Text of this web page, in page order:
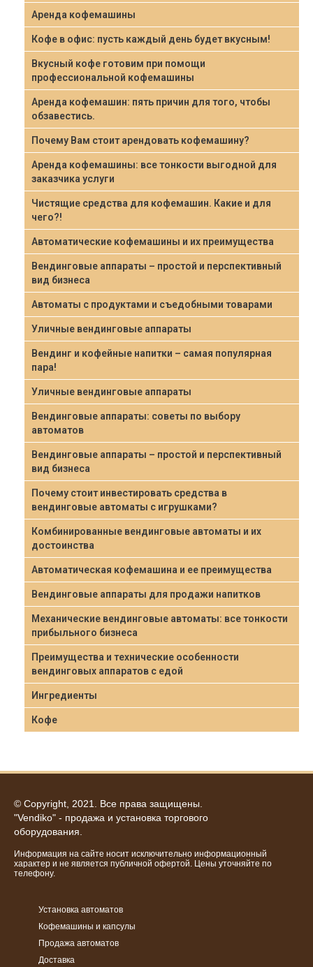
Аренда кофемашины
Кофе в офис: пусть каждый день будет вкусным!
Вкусный кофе готовим при помощи
профессиональной кофемашины
Аренда кофемашин: пять причин для того, чтобы
обзавестись.
Почему Вам стоит арендовать кофемашину?
Аренда кофемашины: все тонкости выгодной для
заказчика услуги
Чистящие средства для кофемашин. Какие и для
чего?!
Автоматические кофемашины и их преимущества
Вендинговые аппараты – простой и перспективный
вид бизнеса
Автоматы с продуктами и съедобными товарами
Уличные вендинговые аппараты
Вендинг и кофейные напитки – самая популярная
пара!
Уличные вендинговые аппараты
Вендинговые аппараты: советы по выбору
автоматов
Вендинговые аппараты – простой и перспективный
вид бизнеса
Почему стоит инвестировать средства в
вендинговые автоматы с игрушками?
Комбинированные вендинговые автоматы и их
достоинства
Автоматическая кофемашина и ее преимущества
Вендинговые аппараты для продажи напитков
Механические вендинговые автоматы: все тонкости
прибыльного бизнеса
Преимущества и технические особенности
вендинговых аппаратов с едой
Ингредиенты
Кофе
© Copyright, 2021. Все права защищены.
"Vendiko" - продажа и установка торгового
оборудования.
Информация на сайте носит исключительно информационный
характер и не является публичной офертой. Цены уточняйте по
телефону.
Установка автоматов
Кофемашины и капсулы
Продажа автоматов
Доставка